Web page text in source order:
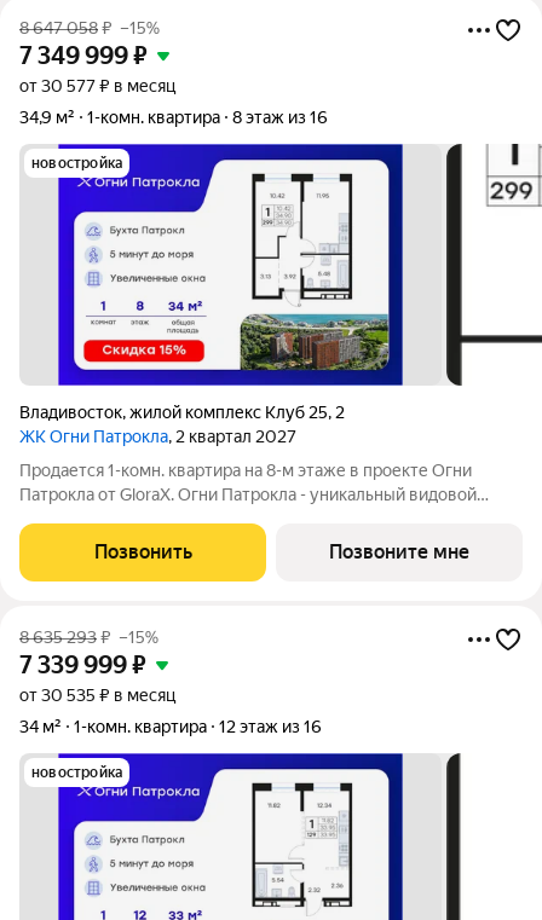
8 647 058₽ –15%
7 349 999₽
от 30 577 ₽ в месяц
34,9 м²
1-комн. квартира 8 этаж из 16
новостройка
Владивосток,жилой комплекс Клуб 25, 2
ЖК Огни Патрокла, 2 квартал 2027
Продается 1-комн. квартира на 8-м этаже в проекте Огни
Патрокла от GloraX. Огни Патрокла - уникальный видовой
Владивостока. Общая площадь лота составляет 34,90 кв. м, из
которых 10,42 кв. м
Позвонить Позвоните мне
8 635 293₽ –15%
7 339 999₽
от 30 535 ₽ в месяц
34 м²
1-комн. квартира 12 этаж из 16
новостройка